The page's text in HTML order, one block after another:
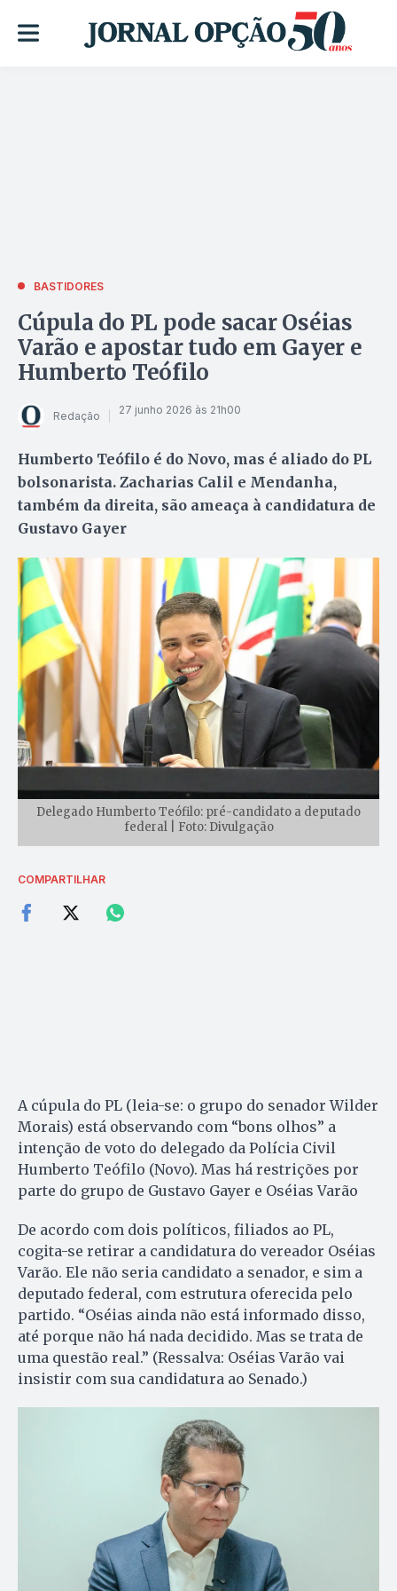
BASTIDORES
Cúpula do PL pode sacar Oséias
Varão e apostar tudo em Gayer e
Humberto Teófilo
Redação 27 junho 2026 às 21h00
Humberto Teófilo é do Novo, mas é aliado do PL
bolsonarista. Zacharias Calil e Mendanha,
também da direita, são ameaça à candidatura de
Gustavo Gayer
Delegado Humberto Teófilo: pré-candidato a deputado
federal | Foto: Divulgação
COMPARTILHAR
A cúpula do PL (leia-se: o grupo do senador Wilder
Morais) está observando com “bons olhos” a
intenção de voto do delegado da Polícia Civil
Humberto Teófilo (Novo). Mas há restrições por
parte do grupo de Gustavo Gayer e Oséias Varão
De acordo com dois políticos, filiados ao PL,
cogita-se retirar a candidatura do vereador Oséias
Varão. Ele não seria candidato a senador, e sim a
deputado federal, com estrutura oferecida pelo
partido. “Oséias ainda não está informado disso,
até porque não há nada decidido. Mas se trata de
uma questão real.” (Ressalva: Oséias Varão vai
insistir com sua candidatura ao Senado.)